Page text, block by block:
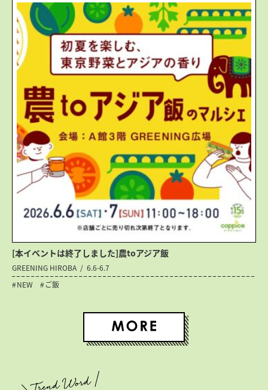
[本イベントは終了しました]農toアジア飯
GREENING HIROBA
6.6-6.7
NEW
ご飯